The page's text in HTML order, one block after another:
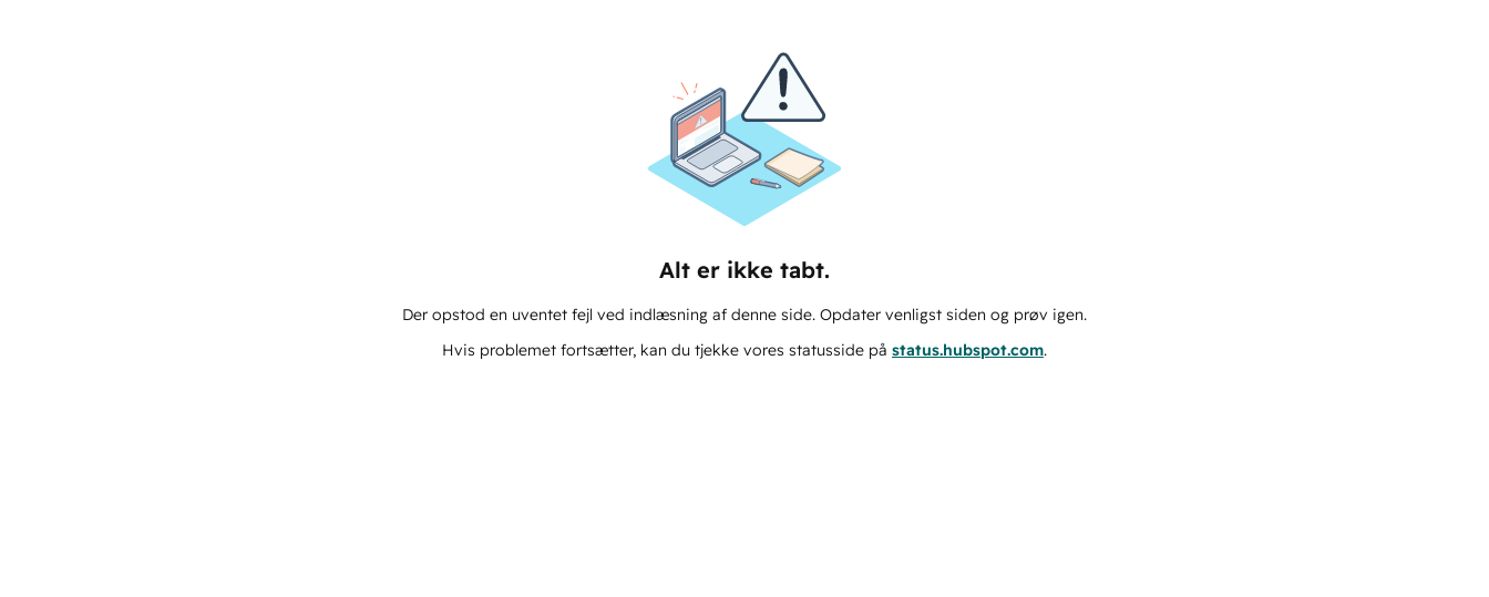
Alt er ikke tabt.
Der opstod en uventet fejl ved indlæsning af denne side. Opdater venligst siden og prøv igen.
Hvis problemet fortsætter, kan du tjekke vores statusside på status.hubspot.com.